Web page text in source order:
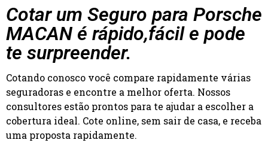
Cotar um Seguro para Porsche
MACAN é rápido,fácil e pode
te surpreender.
Cotando conosco você compare rapidamente várias
seguradoras e encontre a melhor oferta. Nossos
consultores estão prontos para te ajudar a escolher a
cobertura ideal. Cote online, sem sair de casa, e receba
uma proposta rapidamente.